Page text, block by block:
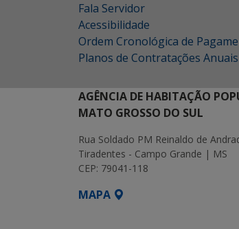
Fala Servidor
Acessibilidade
Ordem Cronológica de
Planos de Contratações Anuais
AGÊNCIA DE HABITAÇÃO
MATO GROSSO DO SUL
Rua Soldado PM Reinaldo de
Tiradentes - Campo Grande | MS
CEP: 79041-118
MAPA